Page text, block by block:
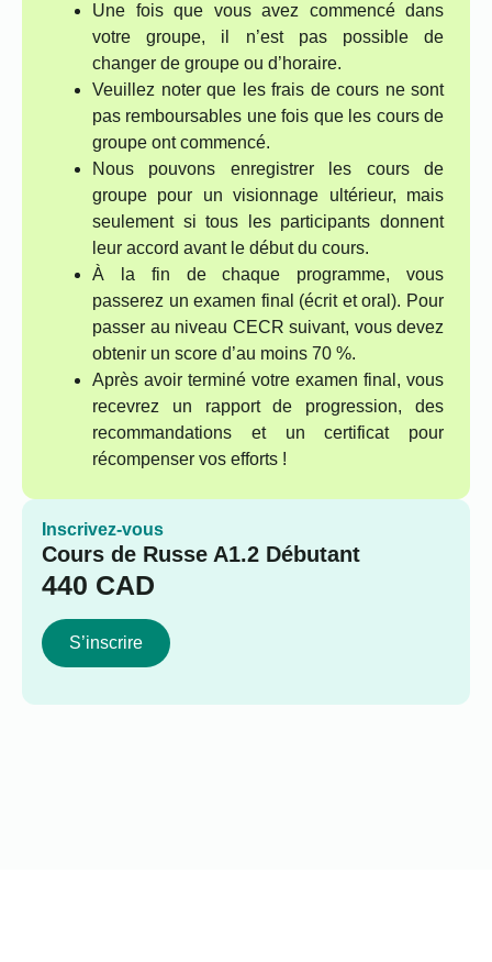
Une fois que vous avez commencé dans
votre groupe, il n’est pas possible de
changer de groupe ou d’horaire.
Veuillez noter que les frais de cours ne sont
pas remboursables une fois que les cours de
groupe ont commencé.
Nous pouvons enregistrer les cours de
groupe pour un visionnage ultérieur, mais
seulement si tous les participants donnent
leur accord avant le début du cours.
À la fin de chaque programme, vous
passerez un examen final (écrit et oral). Pour
passer au niveau CECR suivant, vous devez
obtenir un score d’au moins 70 %.
Après avoir terminé votre examen final, vous
recevrez un rapport de progression, des
recommandations et un certificat pour
récompenser vos efforts !
Inscrivez-vous
Cours de Russe A1.2 Débutant
440 CAD
S’inscrire